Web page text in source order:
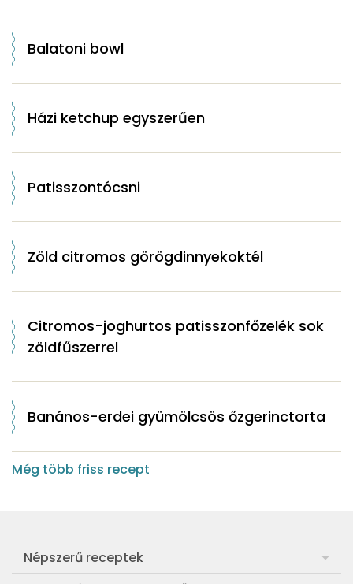
Balatoni bowl
Házi ketchup egyszerűen
Patisszontócsni
Zöld citromos görögdinnyekoktél
Citromos-joghurtos patisszonfőzelék sok
zöldfűszerrel
Banános-erdei gyümölcsös őzgerinctorta
Még több friss recept
Népszerű receptek